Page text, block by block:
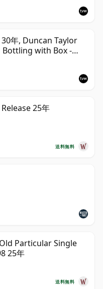
年, Duncan Taylor
Bottling with Box -
25年
送料無料
Particular Single
25年
送料無料